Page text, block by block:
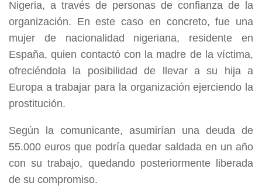
Nigeria, a través de personas de confianza de la
organización. En este caso en concreto, fue una
mujer de nacionalidad nigeriana, residente en
España, quien contactó con la madre de la víctima,
ofreciéndola la posibilidad de llevar a su hija a
Europa a trabajar para la organización ejerciendo la
prostitución.
Según la comunicante, asumirían una deuda de
55.000 euros que podría quedar saldada en un año
con su trabajo, quedando posteriormente liberada
de su compromiso.